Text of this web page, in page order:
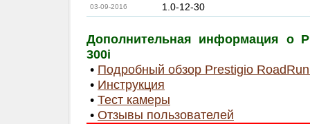
03-09-2016 1.0-12-30
Дополнительная информация о
300i
• Подробный обзор Prestigio
• Инструкция
• Тест камеры
• Отзывы пользователей